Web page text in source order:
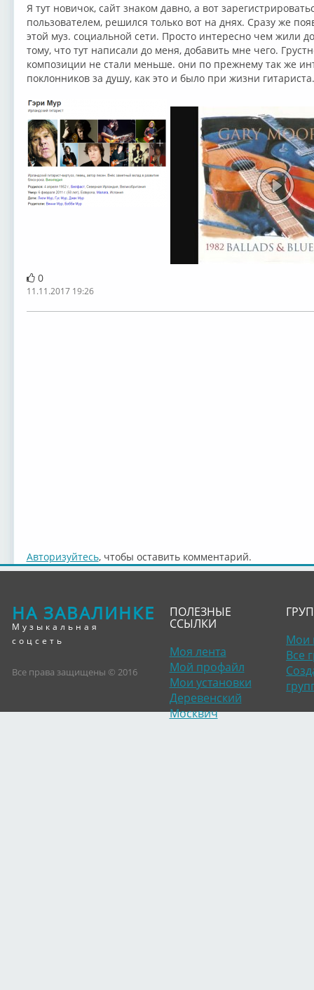
Я тут новичок, сайт знаком давно, а вот
пользователем, решился только вот на днях. Сразу же
этой муз. социальной сети. Просто интересно чем жили
тому, что тут написали до меня, добавить мне чего.
композиции не стали меньше. они по прежнему так же
поклонников за душу, как это и было при жизни гитариста.
0
11.11.2017 19:26
Авторизуйтесь, чтобы оставить комментарий.
НА ЗАВАЛИНКЕ
Музыкальная
соцсеть
Все права защищены © 2016
ПОЛЕЗНЫЕ
ССЫЛКИ
Моя лента
Мой профайл
Мои установки
Деревенский
Москвич
Мои
Все